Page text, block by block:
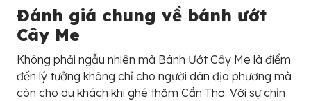
Đánh giá chung về bánh ướt
Cây Me
Không phải ngẫu nhiên mà Bánh Ướt Cây Me là điểm
đến lý tưởng không chỉ cho người dân địa phương mà
còn cho du khách khi ghé thăm Cần Thơ. Với sự chỉn